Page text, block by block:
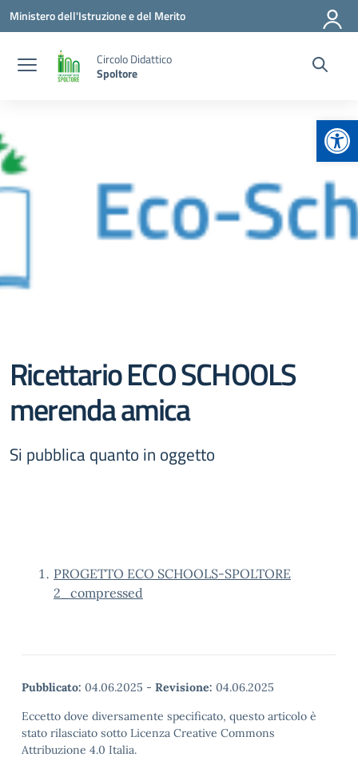
Vai ai contenuti
Vai al menu di navigazione
Vai al footer
Ministero dell'Istruzione e del Merito
Circolo Didattico
Spoltore
Ricettario ECO SCHOOLS
merenda amica
Si pubblica quanto in oggetto
PROGETTO ECO SCHOOLS-SPOLTORE
2_compressed
Pubblicato: 04.06.2025 - Revisione: 04.06.2025
Eccetto dove diversamente specificato, questo articolo è
stato rilasciato sotto Licenza Creative Commons
Attribuzione 4.0 Italia.